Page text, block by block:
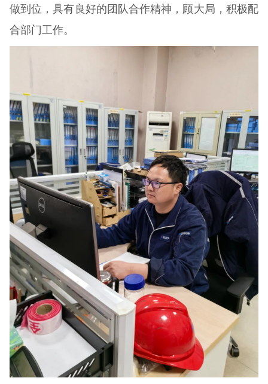
做到位，具有良好的团队合作精神，顾大局，积极配
合部门工作。